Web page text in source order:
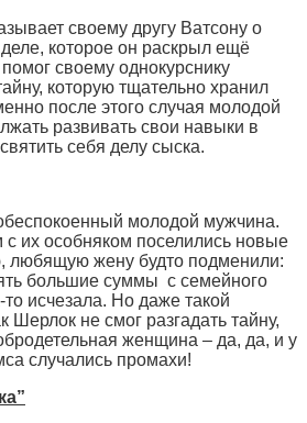
своему другу Ватсону о
которое он раскрыл ещё
своему однокурснику
которую тщательно хранил
после этого случая молодой
развивать свои навыки в
себя делу сыска.
молодой мужчина.
с их особняком поселились новые
любящую жену будто подменили:
большие суммы с семейного
то исчезала. Но даже такой
Шерлок не смог разгадать тайну,
женщина – да, да, и у
случались промахи!